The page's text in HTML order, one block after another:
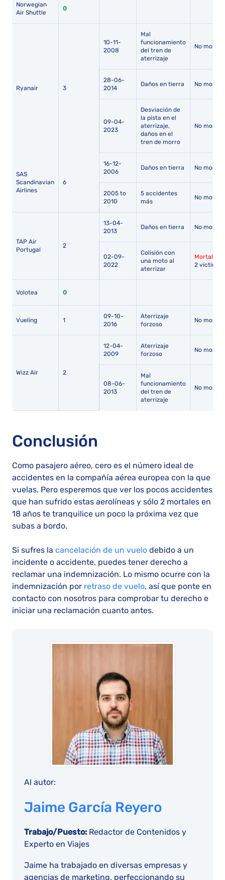
Norwegian
Air Shuttle
0
Ryanair 3
10-11-
2008
Mal
funcionamiento
del tren de
aterrizaje
No mortal
28-06-
2014
Daños en tierra No mortal
09-04-
2023
Desviación de
la pista en el
aterrizaje,
daños en el
tren de morro
No mortal
SAS
Scandinavian
Airlines
6
16-12-
2006
Daños en tierra No mortal
2005 to
2010
5 accidentes
más
No mortal
TAP Air
Portugal
2
13-04-
2013
Daños en tierra No mortal
02-09-
2022
Colisión con
una moto al
aterrizar
Mortal
2 víctimas
Volotea 0
Vueling 1
09-10-
2016
Aterrizaje
forzoso
No mortal
Wizz Air 2
12-04-
2009
Aterrizaje
forzoso
No mortal
08-06-
2013
Mal
funcionamiento
del tren de
aterrizaje
No mortal
Conclusión
Como pasajero aéreo, cero es el número ideal de
accidentes en la compañía aérea europea con la que
vuelas. Pero esperemos que ver los pocos accidentes
que han sufrido estas aerolíneas y sólo 2 mortales en
18 años te tranquilice un poco la próxima vez que
subas a bordo.
Si sufres la cancelación de un vuelo debido a un
incidente o accidente, puedes tener derecho a
reclamar una indemnización. Lo mismo ocurre con la
indemnización por retraso de vuelo, así que ponte en
contacto con nosotros para comprobar tu derecho e
iniciar una reclamación cuanto antes.
Al autor:
Jaime García Reyero
Trabajo/Puesto: Redactor de Contenidos y
Experto en Viajes
Jaime ha trabajado en diversas empresas y
agencias de marketing, perfeccionando su